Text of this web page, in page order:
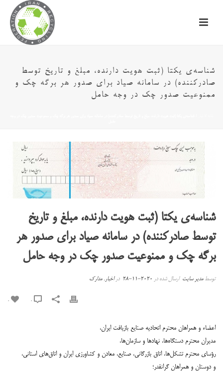
شناسه‌ی یکتا (ثبت هویت دارنده، مبلغ و تاریخ توسط
صادرکننده) در سامانه صیاد برای صدور هر برگه چک و
ممنوعیت صدور چک در وجه حامل
شناسه‌ی یکتا (ثبت هویت دارنده، مبلغ و تاریخ
توسط صادرکننده) در سامانه صیاد برای صدور هر
برگه چک و ممنوعیت صدور چک در وجه حامل
توسطمدیر سایت ارسال شده در 2020-11-28 دراخبار,مدارک
0
اعضاء و همراهان محترم اتحادیه صنایع بازیافت ایران،
مدیران محترم دستگاه‌ها، نهادها و سازمان‌ها،
رؤسای محترم تشکل‌ها، اتاق بازرگانی، صنایع، معادن و کشاورزی ایران و اتاق‌های استانی،
و دوستان و همراهان گرانقدر؛